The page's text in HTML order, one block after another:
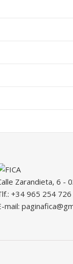
Zarandieta, 6 -
+34 965 254 726
mail: